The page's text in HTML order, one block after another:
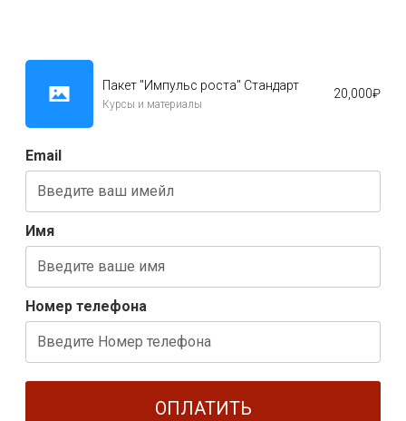
Пакет "Импульс роста" Стандарт
Курсы и материалы
20,000₽
Email
Имя
Номер телефона
ОПЛАТИТЬ